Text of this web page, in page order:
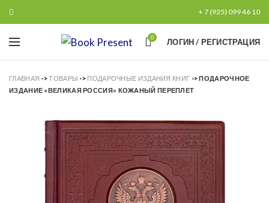
+ 7 (925) 099 46 10
0 ЛОГИН / РЕГИСТРАЦИЯ
ГЛАВНАЯ ->ТОВАРЫ -> ПОДАРОЧНЫЕ ИЗДАНИЯ КНИГ ->ПОДАРОЧНОЕ
ИЗДАНИЕ «ВЕЛИКАЯ РОССИЯ» КОЖАНЫЙ ПЕРЕПЛЕТ